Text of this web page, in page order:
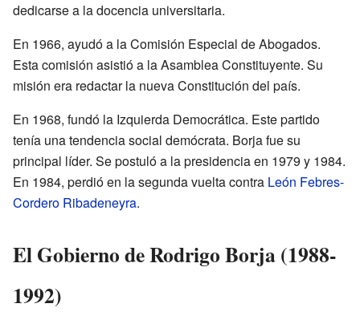
dedicarse a la docencia universitaria.
En 1966, ayudó a la Comisión Especial de Abogados.
Esta comisión asistió a la Asamblea Constituyente. Su
misión era redactar la nueva Constitución del país.
En 1968, fundó la Izquierda Democrática. Este partido
tenía una tendencia social demócrata. Borja fue su
principal líder. Se postuló a la presidencia en 1979 y 1984.
En 1984, perdió en la segunda vuelta contra León Febres-
Cordero Ribadeneyra.
El Gobierno de Rodrigo Borja (1988-
1992)